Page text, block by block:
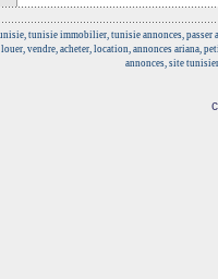
tunisie immobilier, tunisie annonces, passer
louer, vendre, acheter, location, annonces ariana,
annonces, site